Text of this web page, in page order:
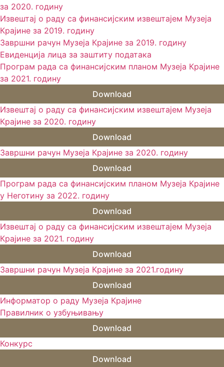
за 2020. годину
Извештај о раду са финансијским извештајем Музеја
Крајине за 2019. годину
Завршни рачун Музеја Крајине за 2019. годину
Евиденција лица за заштиту података
Програм рада са финансијским планом Музеја Крајине
за 2021. годину
Download
Извештај о раду са финансијским извештајем Музеја
Крајине за 2020. годину
Download
Завршни рачун Музеја Крајине за 2020. годину
Download
Програм рада са финансијским планом Музеја Крајине
у Неготину за 2022. годину
Download
Извештај о раду са финансијским извештајем Музеја
Крајине за 2021. годину
Download
Завршни рачун Музеја Крајине за 2021.годину
Download
Информатор о раду Музеја Крајине
Правилник о узбуњивању
Download
Конкурс
Download